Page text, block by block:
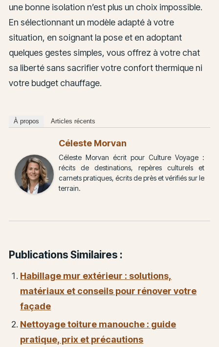
une bonne isolation n’est plus un choix impossible.
En sélectionnant un modèle adapté à votre
situation, en soignant la pose et en adoptant
quelques gestes simples, vous offrez à votre chat
sa liberté sans sacrifier votre confort thermique ni
votre budget chauffage.
À propos Articles récents
Céleste Morvan
Céleste Morvan écrit pour Culture Voyage :
récits de destinations, repères culturels et
carnets pratiques, écrits de près et vérifiés sur le
terrain.
Publications Similaires :
Habillage mur extérieur : solutions,
matériaux et conseils pour rénover votre
façade
Nettoyage toiture manouche : guide
pratique, prix et précautions